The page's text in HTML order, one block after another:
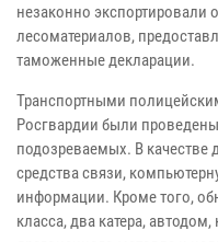
незаконно экспортировали
лесоматериалов,
таможенные декларации.
Транспортными
Росгвардии были
подозреваемых. В качестве
средства связи,
информации. Кроме того,
класса, два катера,